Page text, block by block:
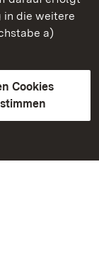
in die weitere
a)
Cookies